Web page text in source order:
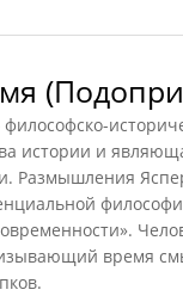
истории и
Размышления
время